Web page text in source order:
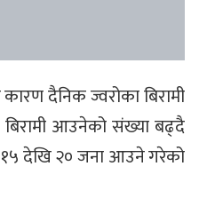
दैनिक ज्वरोका बिरामी
आउनेको संख्या बढ्दै
१५ देखि २० जना आउने गरेको